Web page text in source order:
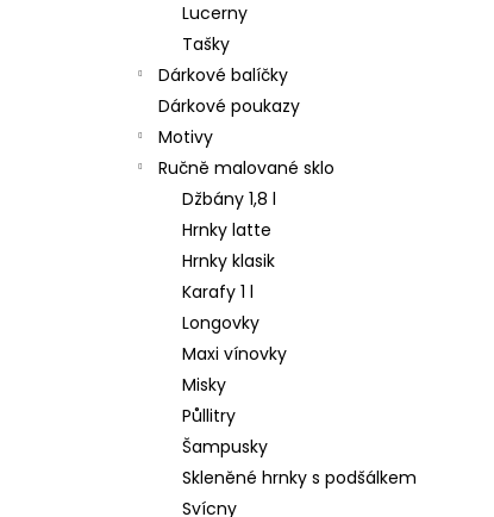
Lucerny
Tašky
Dárkové balíčky
Dárkové poukazy
Motivy
Ručně malované sklo
Džbány 1,8 l
Hrnky latte
Hrnky klasik
Karafy 1 l
Longovky
Maxi vínovky
Misky
Půllitry
Šampusky
Skleněné hrnky s podšálkem
Svícny